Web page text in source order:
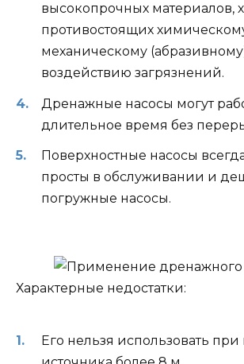
высокопрочных материалов,
противостоящих
механическому
воздействию загрязнений.
Дренажные насосы могут
длительное время без
Поверхностные насосы
просты в обслуживании и
погружные насосы.
Характерные недостатки:
Его нельзя использовать при